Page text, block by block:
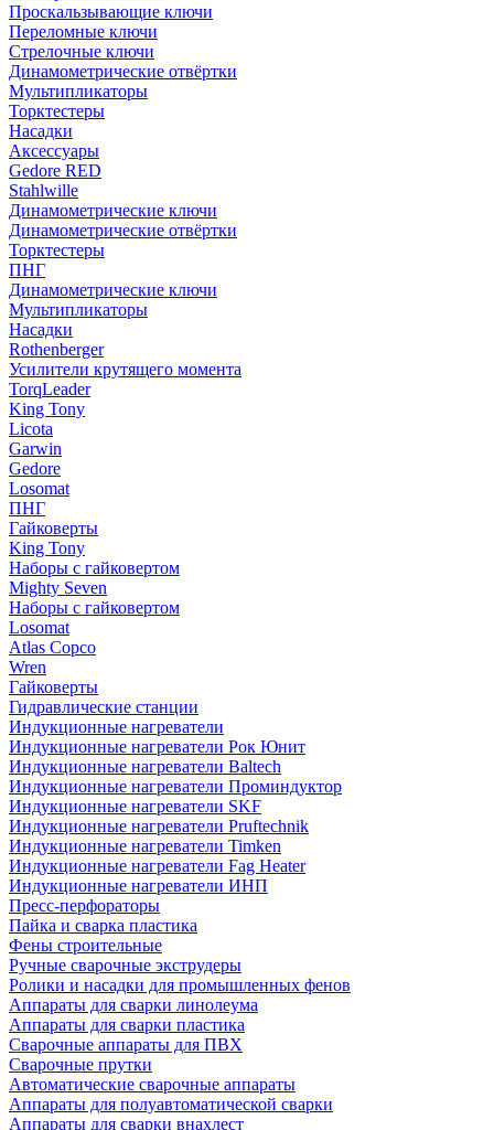
Проскальзывающие ключи
Переломные ключи
Стрелочные ключи
Динамометрические отвёртки
Мультипликаторы
Торктестеры
Насадки
Аксессуары
Gedore RED
Stahlwille
Динамометрические ключи
Динамометрические отвёртки
Торктестеры
ПНГ
Динамометрические ключи
Мультипликаторы
Насадки
Rothenberger
Усилители крутящего момента
TorqLeader
King Tony
Licota
Garwin
Gedore
Losomat
ПНГ
Гайковерты
King Tony
Наборы с гайковертом
Mighty Seven
Наборы с гайковертом
Losomat
Atlas Copco
Wren
Гайковерты
Гидравлические станции
Индукционные нагреватели
Индукционные нагреватели Рок Юнит
Индукционные нагреватели Baltech
Индукционные нагреватели Проминдуктор
Индукционные нагреватели SKF
Индукционные нагреватели Pruftechnik
Индукционные нагреватели Timken
Индукционные нагреватели Fag Heater
Индукционные нагреватели ИНП
Пресс-перфораторы
Пайка и сварка пластика
Фены строительные
Ручные сварочные экструдеры
Ролики и насадки для промышленных фенов
Аппараты для сварки линолеума
Аппараты для сварки пластика
Сварочные аппараты для ПВХ
Сварочные прутки
Автоматические сварочные аппараты
Аппараты для полуавтоматической сварки
Аппараты для сварки внахлест